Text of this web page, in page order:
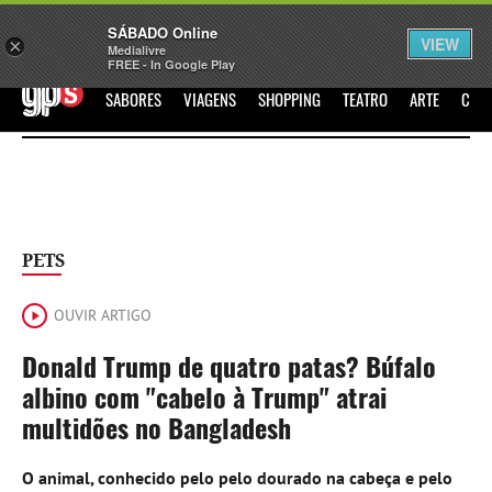
Sábado Assine Iniciar Sessão
GPS SABORES VIAGENS SHOPPING TEATRO ARTE
PETS
OUVIR ARTIGO
Donald Trump de quatro patas? Búfalo
albino com "cabelo à Trump" atrai
multidões no Bangladesh
O animal, conhecido pelo pelo dourado na cabeça e pelo
×
SÁBADO Online
Medialivre
FREE - In Google Play
VIEW